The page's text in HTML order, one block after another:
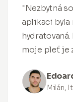
"Nezbytná
aplikaci byla
moje pleť je
Milán,